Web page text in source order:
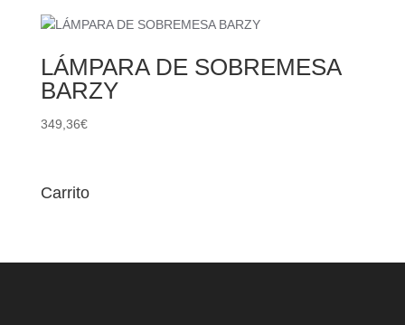
LÁMPARA DE SOBREMESA
BARZY
349,36€
Carrito